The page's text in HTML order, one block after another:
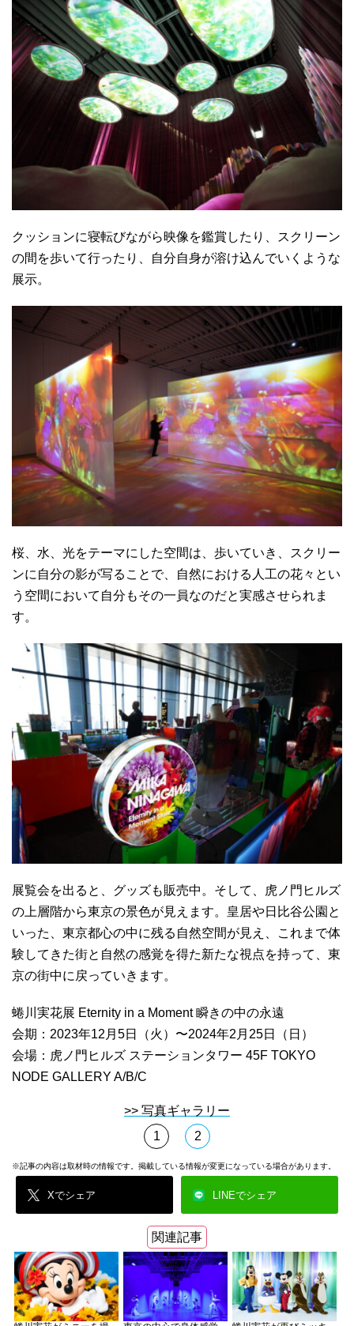
クッションに寝転びながら映像を鑑賞したり、スクリーン
の間を歩いて行ったり、自分自身が溶け込んでいくような
展示。
桜、水、光をテーマにした空間は、歩いていき、スクリー
ンに自分の影が写ることで、自然における人工の花々とい
う空間において自分もその一員なのだと実感させられま
す。
展覧会を出ると、グッズも販売中。そして、虎ノ門ヒルズ
の上層階から東京の景色が見えます。皇居や日比谷公園と
いった、東京都心の中に残る自然空間が見え、これまで体
験してきた街と自然の感覚を得た新たな視点を持って、東
京の街中に戻っていきます。
蜷川実花展 Eternity in a Moment 瞬きの中の永遠
会期：2023年12月5日（火）〜2024年2月25日（日）
会場：虎ノ門ヒルズ ステーションタワー 45F TOKYO
NODE GALLERY A/B/C
>> 写真ギャラリー
1
2
※記事の内容は取材時の情報です。掲載している情報が変更になっている場合があります。
Xでシェア LINEでシェア
関連記事